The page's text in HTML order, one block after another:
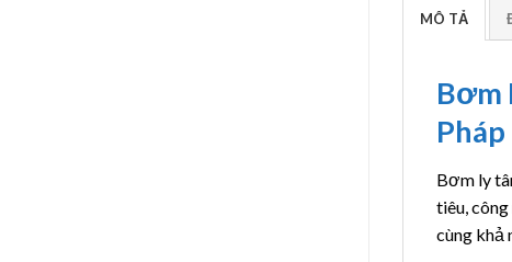
MÔ TẢ
Bơm
Bơm ly
tiêu,
cùng khả